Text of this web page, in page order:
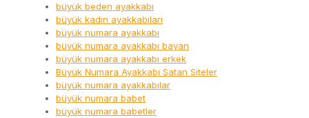
büyük beden ayakkabı
büyük kadın ayakkabıları
büyük numara ayakkabı
büyük numara ayakkabı bayan
büyük numara ayakkabı erkek
Büyük Numara Ayakkabı Satan Siteler
büyük numara ayakkabılar
büyük numara babet
büyük numara babetler